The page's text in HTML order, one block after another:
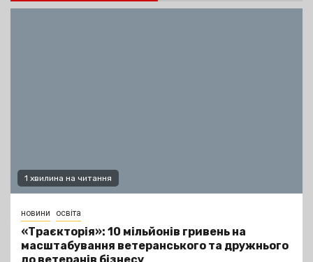
1 хвилина на читання
новини освіта
«Траєкторія»: 10 мільйонів гривень на
масштабування ветеранського та дружнього